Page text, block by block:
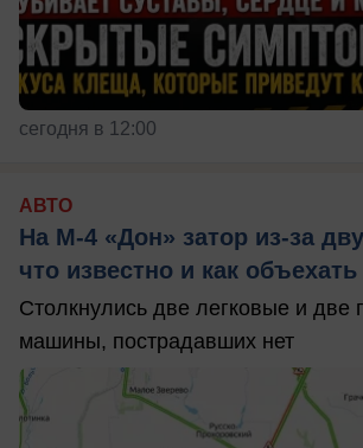
сегодня в 12:00
АВТО
На М‑4 «Дон» затор из‑за
что известно и как объехать
Столкнулись две легковые и две
машины, пострадавших нет